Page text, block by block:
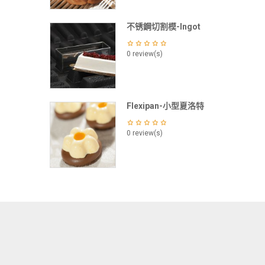
不锈鋼切割模-Ingot
0 review(s)
Flexipan-小型夏洛特
0 review(s)